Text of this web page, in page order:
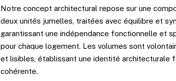
Notre concept architectural repose sur une
deux unités jumelles, traitées avec équilibre et
garantissant une indépendance fonctionnelle et
pour chaque logement. Les volumes sont
et lisibles, établissant une identité architecturale
cohérente.